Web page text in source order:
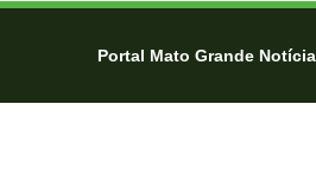
Portal Mato Grande